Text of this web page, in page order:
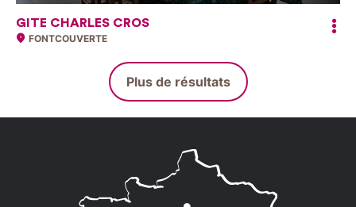
GITE CHARLES CROS
FONTCOUVERTE
Plus de résultats